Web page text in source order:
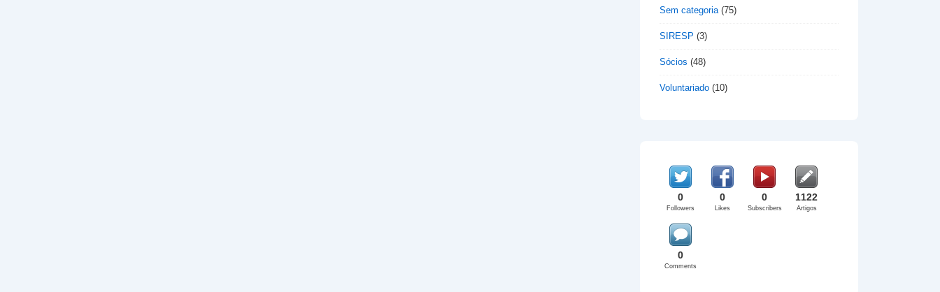
Sem categoria(75)
SIRESP (3)
Sócios (48)
Voluntariado (10)
0
Followers
0
Likes
0
Subscribers
1122
Artigos
0
Comments